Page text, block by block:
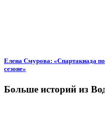
Елена Смурова: «Спартакиада
сезоне»
Больше историй из